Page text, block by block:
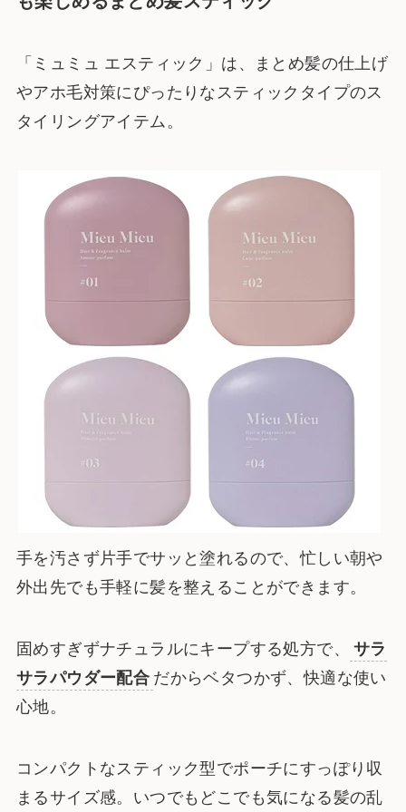
「ミュミュ エスティック」は、まとめ髪の仕上げ
やアホ毛対策にぴったりなスティックタイプのス
タイリングアイテム。
手を汚さず片手でサッと塗れるので、忙しい朝や
外出先でも手軽に髪を整えることができます。
固めすぎずナチュラルにキープする処方で、
サラ
サラパウダー配合 だからベタつかず、快適な使い
心地。
コンパクトなスティック型でポーチにすっぽり収
まるサイズ感。いつでもどこでも気になる髪の乱